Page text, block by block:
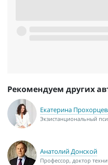
Рекомендуем других
Екатерина
Экзистанциональный
Анатолий Донской
Профессор, доктор